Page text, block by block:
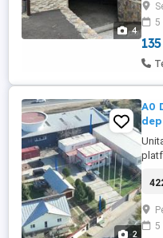
4
mp,5
2
A0
TIR
5